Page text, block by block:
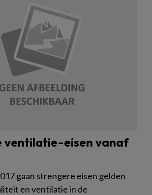
ventilatie-eisen vanaf
gaan strengere eisen gelden
en ventilatie in de